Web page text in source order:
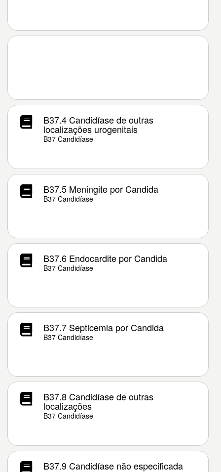
B37.4 Candidíase de outras
localizações urogenitais
B37 Candidíase
B37.5 Meningite por Candida
B37 Candidíase
B37.6 Endocardite por Candida
B37 Candidíase
B37.7 Septicemia por Candida
B37 Candidíase
B37.8 Candidíase de outras
localizações
B37 Candidíase
B37.9 Candidíase não especificada